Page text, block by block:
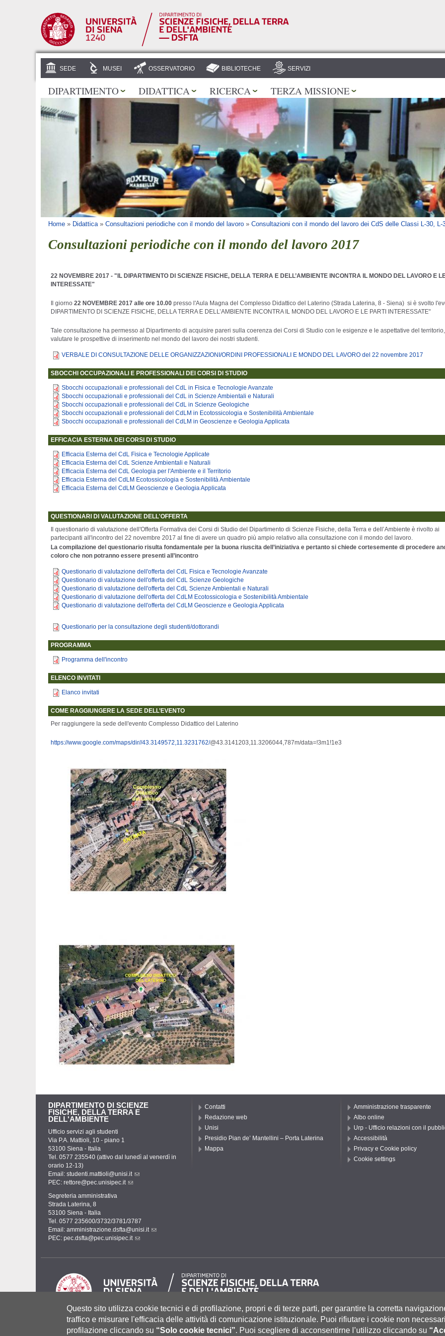
SEDE MUSEI OSSERVATORIO BIBLIOTECHE SERVIZI
DIPARTIMENTO DIDATTICA RICERCA TERZA MISSIONE
Tu sei qui
Home » Didattica» Consultazioni periodiche con il mondo del lavoro » Consultazioni con il mondo del lavoro dei CdS delle Classi L-30, L-
Consultazioni periodiche con il mondo del lavoro 2017
22 NOVEMBRE 2017 - "IL DIPARTIMENTO DI SCIENZE FISICHE, DELLA TERRA E DELL’AMBIENTE INCONTRA IL MONDO DEL LAVORO E
INTERESSATE"
Il giorno 22 NOVEMBRE 2017 alle ore 10.00 presso l'Aula Magna del Complesso Didattico del Laterino (Strada Laterina, 8 - Siena) si è svolto
DIPARTIMENTO DI SCIENZE FISICHE, DELLA TERRA E DELL’AMBIENTE INCONTRA IL MONDO DEL LAVORO E LE PARTI INTERESSATE"
Tale consultazione ha permesso al Dipartimento di acquisire pareri sulla coerenza dei Corsi di Studio con le esigenze e le aspettative del
valutare le prospettive di inserimento nel mondo del lavoro dei nostri studenti.
VERBALE DI CONSULTAZIONE DELLE ORGANIZZAZIONI/ORDINI PROFESSIONALI E MONDO DEL LAVORO del 22 novembre 2017
SBOCCHI OCCUPAZIONALI E PROFESSIONALI DEI CORSI DI STUDIO
Sbocchi occupazionali e professionali del CdL in Fisica e Tecnologie Avanzate
Sbocchi occupazionali e professionali del CdL in Scienze Ambientali e Naturali
Sbocchi occupazionali e professionali del CdL in Scienze Geologiche
Sbocchi occupazionali e professionali del CdLM in Ecotossicologia e Sostenibilità Ambientale
Sbocchi occupazionali e professionali del CdLM in Geoscienze e Geologia Applicata
EFFICACIA ESTERNA DEI CORSI DI STUDIO
Efficacia Esterna del CdL Fisica e Tecnologie Applicate
Efficacia Esterna del CdL Scienze Ambientali e Naturali
Efficacia Esterna del CdL Geologia per l'Ambiente e il Territorio
Efficacia Esterna del CdLM Ecotossicologia e Sostenibilità Ambientale
Efficacia Esterna del CdLM Geoscienze e Geologia Applicata
QUESTIONARI DI VALUTAZIONE DELL'OFFERTA
Il questionario di valutazione dell'Offerta Formativa dei Corsi di Studio del Dipartimento di Scienze Fisiche, della Terra e dell’Ambiente è rivolto ai
partecipanti all'incontro del 22 novembre 2017 al fine di avere un quadro più ampio relativo alla consultazione con il mondo del lavoro.
La compilazione del questionario risulta fondamentale per la buona riuscita dell’iniziativa e pertanto si chiede cortesemente di procedere
coloro che non potranno essere presenti all’incontro
Questionario di valutazione dell'offerta del CdL Fisica e Tecnologie Avanzate
Questionario di valutazione dell'offerta del CdL Scienze Geologiche
Questionario di valutazione dell'offerta del CdL Scienze Ambientali e Naturali
Questionario di valutazione dell'offerta del CdLM Ecotossicologia e Sostenibilità Ambientale
Questionario di valutazione dell'offerta del CdLM Geoscienze e Geologia Applicata
Questionario per la consultazione degli studenti/dottorandi
PROGRAMMA
Programma dell'incontro
ELENCO INVITATI
Elanco invitati
COME RAGGIUNGERE LA SEDE DELL’EVENTO
Per raggiungere la sede dell'evento Complesso Didattico del Laterino
https://www.google.com/maps/dir//43.3149572,11.3231762/@43.3141203,11.3206044,787m/data=!3m1!1e3
DIPARTIMENTO DI SCIENZE
FISICHE, DELLA TERRA E
DELL'AMBIENTE
Ufficio servizi agli studenti
Via P.A. Mattioli, 10 - piano 1
53100 Siena - Italia
Tel. 0577 235540 (attivo dal lunedì al venerdì in
orario 12-13)
Email: studenti.mattioli@unisi.it
PEC: rettore@pec.unisipec.it
Segreteria amministrativa
Strada Laterina, 8
53100 Siena - Italia
Tel. 0577 235600/3732/3781/3787
Email: amministrazione.dsfta@unisi.it
PEC: pec.dsfta@pec.unisipec.it
Contatti
Redazione web
Unisi
Presidio Pian de’ Mantellini – Porta Laterina
Mappa
Amministrazione trasparente
Albo online
Urp - Ufficio relazioni con il
Accessibilità
Privacy e Cookie policy
Cookie settings
Università degli Studi di Siena- Rettorato, via Banchi di Sotto 55, 53100 Siena ITALIA
Questo sito utilizza cookie tecnici e di profilazione, propri e di terze parti, per garantire la corretta
traffico e misurare l'efficacia delle attività di comunicazione istituzionale. Puoi rifiutare i cookie non
profilazione cliccando su “Solo cookie tecnici”. Puoi scegliere di acconsentirne l’utilizzo cliccando su